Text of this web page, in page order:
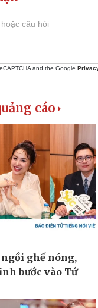
and the Google